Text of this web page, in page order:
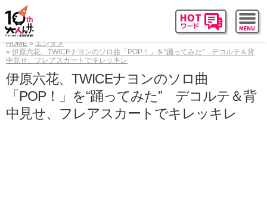
HOME
エンタメ
伊原六花、TWICEナヨンのソロ曲「POP！」を“踊ってみた” デコルテ＆背
中見せ、フレアスカートでキレッキレ
伊原六花、TWICEナヨンのソロ曲
「POP！」を“踊ってみた” デコルテ＆背
中見せ、フレアスカートでキレッキレ